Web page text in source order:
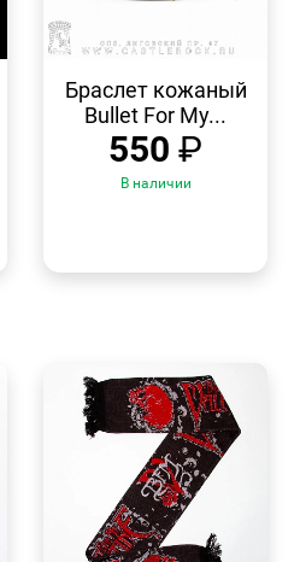
Браслет кожаный
Bullet For My...
550 ₽
В наличии